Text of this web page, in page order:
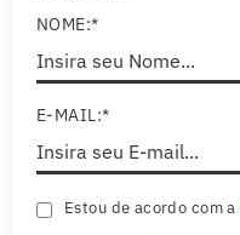
NOME:*
E-MAIL:*
Estou de acordo com a